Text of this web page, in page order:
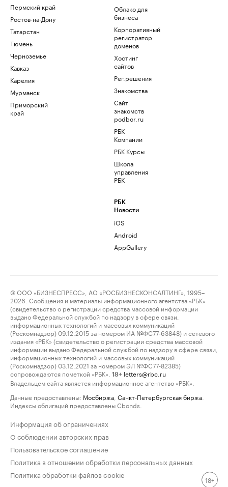
Пермский край
Ростов-на-Дону
Татарстан
Тюмень
Черноземье
Кавказ
Карелия
Мурманск
Приморский
край
Облако для
бизнеса
Корпоративный
регистратор
доменов
Хостинг
сайтов
Рег.решения
Знакомства
Сайт
знакомств
podbor.ru
РБК
Компании
РБК Курсы
Школа
управления
РБК
РБК
Новости
iOS
Android
AppGallery
© ООО «БИЗНЕСПРЕСС», АО «РОСБИЗНЕСКОНСАЛТИНГ», 1995–
2026. Сообщения и материалы информационного агентства «РБК»
(свидетельство о регистрации средства массовой информации
выдано Федеральной службой по надзору в сфере связи,
информационных технологий и массовых коммуникаций
(Роскомнадзор) 09.12.2015 за номером ИА №ФС77-63848) и сетевого
издания «РБК» (свидетельство о регистрации средства массовой
информации выдано Федеральной службой по надзору в сфере связи,
информационных технологий и массовых коммуникаций
(Роскомнадзор) 03.12.2021 за номером ЭЛ №ФС77-82385)
сопровождаются пометкой «РБК».
18+ letters@rbc.ru
Владельцем сайта является информационное агентство «РБК».
Данные предоставлены: Мосбиржа Санкт-Петербургская биржа
Индексы облигаций предоставлены Cbonds.
Информация об ограничениях
О соблюдении авторских прав
Пользовательское соглашение
Политика в отношении обработки персональных данных
Политика обработки файлов cookie
18+